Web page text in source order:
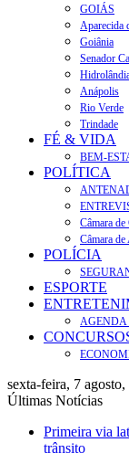
GOIÁS
Aparecida
Goiânia
Senador
Anápolis
Rio Verde
Trindade
FÉ & VIDA
BEM-
POLÍTICA
Câmara
Câmara
POLÍCIA
ESPORTE
AGENDA
sexta-feira, 7
Últimas Notícias
Primeira via
trânsito